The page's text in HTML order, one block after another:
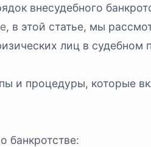
внесудебного
, в этой статье, мы
лиц в судебном
и процедуры, которые
банкротстве: